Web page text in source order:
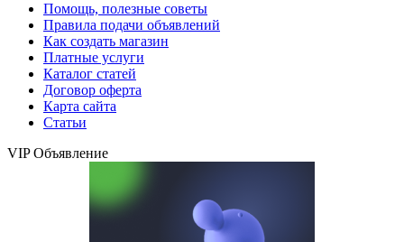
Помощь, полезные советы
Правила подачи объявлений
Как создать магазин
Платные услуги
Каталог статей
Договор оферта
Карта сайта
Статьи
VIP Объявление